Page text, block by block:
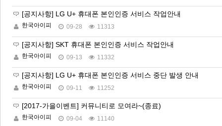
[공지사항] LG U+ 휴대폰 본인인증 서비스 작업안내
한국아이피 09-28 11313
[공지사항] SKT 휴대폰 본인인증 서비스 작업안내
한국아이피 09-13 11332
[공지사항] LG U+ 휴대폰 본인인증 서비스 중단 발생 안내
한국아이피 09-11 11252
[2017-가을이벤트] 커뮤니티로 모여라~(종료)
한국아이피 09-04 11140